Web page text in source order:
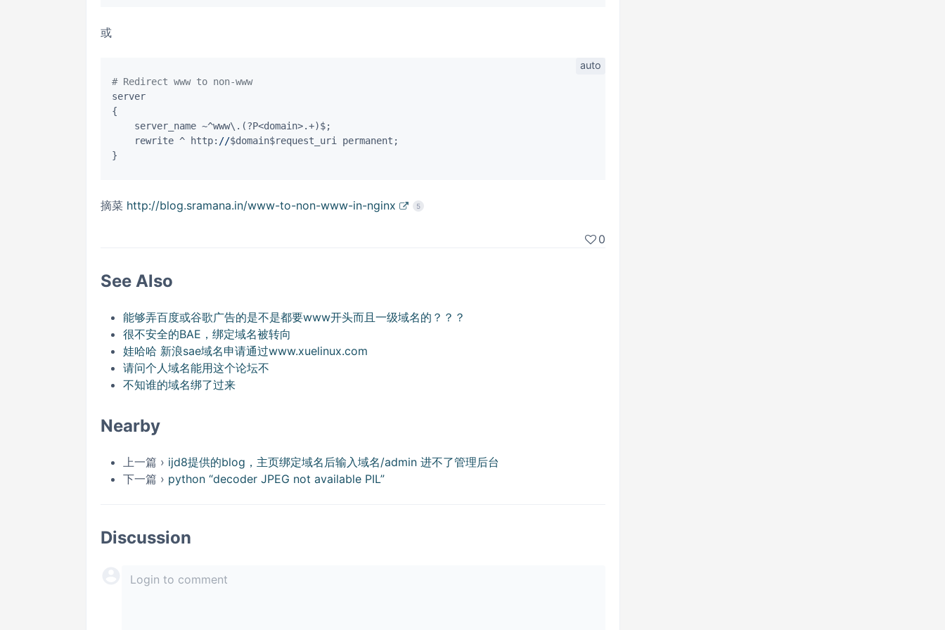
或
# Redirect www to non-www
server
{
    server_name ~^www\.(?P<domain>.+)$;
    rewrite ^ http:
//$domain$request_uri permanent;
摘菜 http://blog.sramana.in/www-to-non-www-in-nginx 5
0
See Also
能够弄百度或谷歌广告的是不是都要www开头而且一级域名的？？？
很不安全的BAE，绑定域名被转向
娃哈哈 新浪sae域名申请通过www.xuelinux.com
请问个人域名能用这个论坛不
不知谁的域名绑了过来
Nearby
上一篇 › ijd8提供的blog，主页绑定域名后输入域名/admin 进不了管理后台
下一篇 › python “decoder JPEG not available PIL”
Discussion